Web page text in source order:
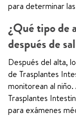
para determinar
¿Qué tipo de
después de
Después del alta,
de Trasplantes
monitorean al
Trasplantes
para exámenes